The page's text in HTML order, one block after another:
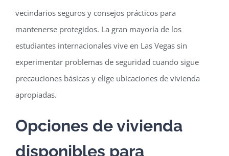
vecindarios seguros y consejos prácticos para
mantenerse protegidos. La gran mayoría de los
estudiantes internacionales vive en Las Vegas sin
experimentar problemas de seguridad cuando sigue
precauciones básicas y elige ubicaciones de vivienda
apropiadas.
Opciones de vivienda
disponibles para